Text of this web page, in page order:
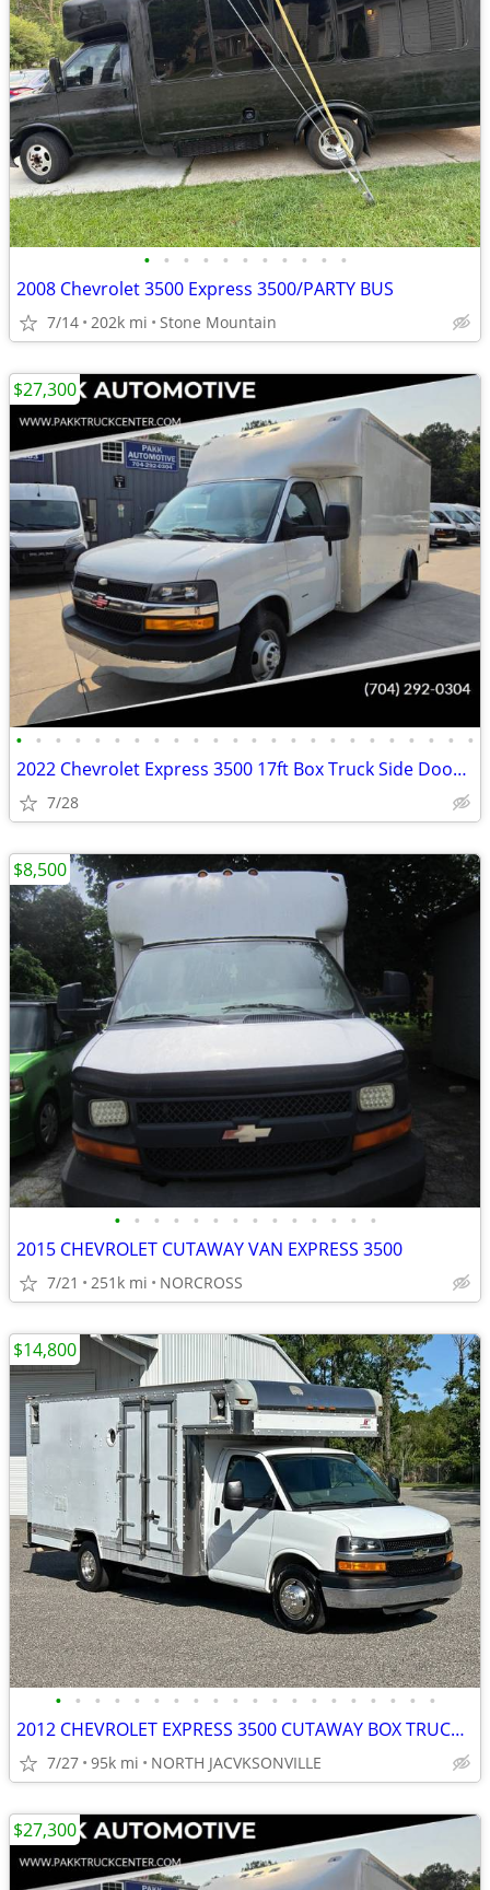
• • • • • • • • • • •
2008 Chevrolet 3500 Express 3500/PARTY BUS
7/14 202k mi Stone Mountain
• • • • • • • • • • • • • • • • • • • • • • • •
2022 Chevrolet Express 3500 17ft Box Truck Side Door Delivery Van
7/28
$27,300
• • • • • • • • • • • • • •
2015 CHEVROLET CUTAWAY VAN EXPRESS 3500
7/21 251k mi NORCROSS
$8,500
• • • • • • • • • • • • • • • • • • • •
2012 CHEVROLET EXPRESS 3500 CUTAWAY BOX TRUCK UTILITY WORK VAN SERVICE
7/27 95k mi NORTH JACVKSONVILLE
$14,800
$27,300